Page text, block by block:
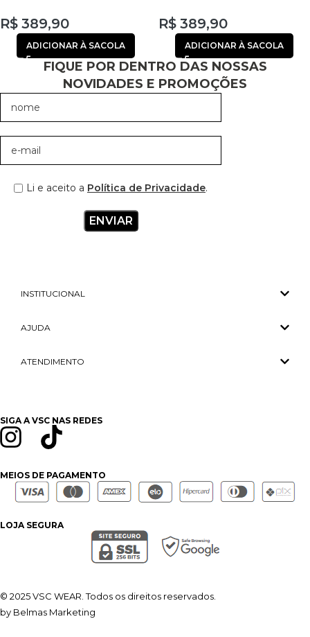
R$ 389,90
ADICIONAR À SACOLA
R$ 389,90
ADICIONAR À SACOLA
FIQUE POR DENTRO DAS NOSSAS
NOVIDADES E PROMOÇÕES
Li e aceito a Política de Privacidade.
INSTITUCIONAL
AJUDA
ATENDIMENTO
SIGA A VSC NAS REDES
MEIOS DE PAGAMENTO
LOJA SEGURA
© 2025 VSC WEAR. Todos os direitos reservados.
by Belmas Marketing